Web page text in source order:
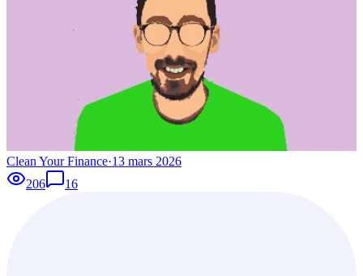
Clean Your Finance·13 mars 2026
206
16